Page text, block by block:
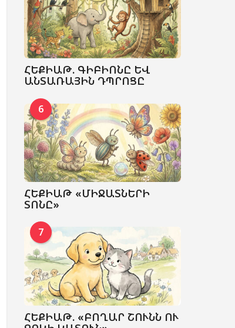
ՀԵՔԻԱԹ. ԳԻԲԻՈՆԸ ԵՎ
ԱՆՏԱՌԱՅԻՆ ԴՊՐՈՑԸ
6
ՀԵՔԻԱԹ «ՄԻՋԱՏՆԵՐԻ
ՏՈՆԸ»
7
ՀԵՔԻԱԹ. «ԲՈՂԱՐ ՇՈՒՆՆ ՈՒ